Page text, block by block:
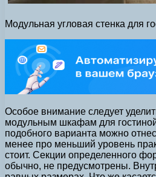
Модульная угловая стенка для
Особое внимание следует
модульным шкафам для
подобного варианта можно
менее про меньший уровень
стоит. Секции определенного
обычно, не предусмотрены.